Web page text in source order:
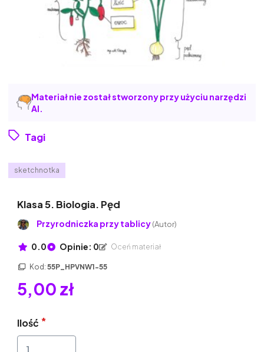
Materiał nie został stworzony przy użyciu narzędzi
AI.
Tagi
sketchnotka
Klasa 5. Biologia. Pęd
Przyrodniczka przy tablicy(Autor)
0.0 Opinie: 0 Oceń materiał
Kod: 55P_HPVNW1-55
5,00 zł
Ilość